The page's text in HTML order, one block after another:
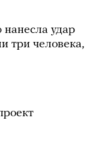
нанесла удар
три человека,